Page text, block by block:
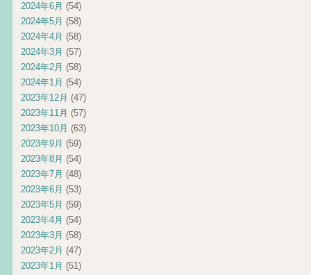
2024年6月 (54)
2024年5月 (58)
2024年4月 (58)
2024年3月 (57)
2024年2月 (58)
2024年1月 (54)
2023年12月 (47)
2023年11月 (57)
2023年10月 (63)
2023年9月 (59)
2023年8月 (54)
2023年7月 (48)
2023年6月 (53)
2023年5月 (59)
2023年4月 (54)
2023年3月 (58)
2023年2月 (47)
2023年1月 (51)